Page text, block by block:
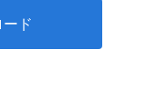
ド